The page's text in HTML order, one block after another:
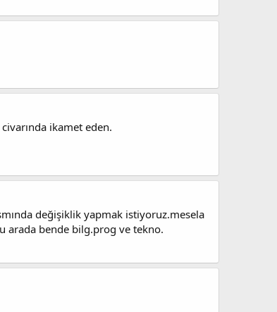
ikamet eden.
değişiklik yapmak istiyoruz.mesela
arada bende bilg.prog ve tekno.